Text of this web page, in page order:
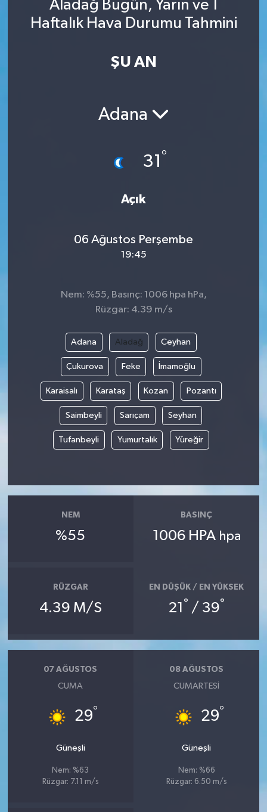
Aladağ Bugün, Yarın ve 1
Haftalık Hava Durumu Tahmini
ŞU AN
Adana
31°
Açık
06 Ağustos Perşembe
19:45
Nem: %55, Basınç: 1006 hpa hPa,
Rüzgar: 4.39 m/s
Adana Aladağ Ceyhan
Çukurova Feke İmamoğlu
Karaisalı Karataş Kozan Pozantı
Saimbeyli Sarıçam Seyhan
Tufanbeyli Yumurtalık Yüreğir
NEM
%55
BASINÇ
1006 HPA hpa
RÜZGAR
4.39 M/S
EN DÜŞÜK / EN YÜKSEK
21 ° / 39°
07 AĞUSTOS
CUMA
29°
Güneşli
Nem: %63
Rüzgar: 7.11 m/s
08 AĞUSTOS
CUMARTESI
29°
Güneşli
Nem: %66
Rüzgar: 6.50 m/s